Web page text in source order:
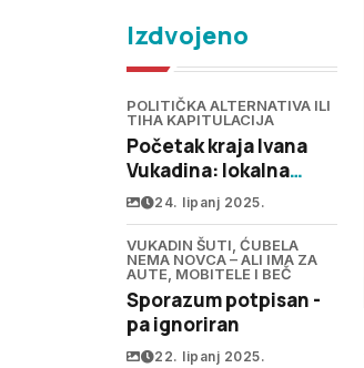
Izdvojeno
POLITIČKA ALTERNATIVA ILI
TIHA KAPITULACIJA
Početak kraja Ivana
Vukadina: lokalna
moć, nacionalna šteta
24. lipanj 2025.
VUKADIN ŠUTI, ĆUBELA
NEMA NOVCA – ALI IMA ZA
AUTE, MOBITELE I BEČ
Sporazum potpisan -
pa ignoriran
22. lipanj 2025.